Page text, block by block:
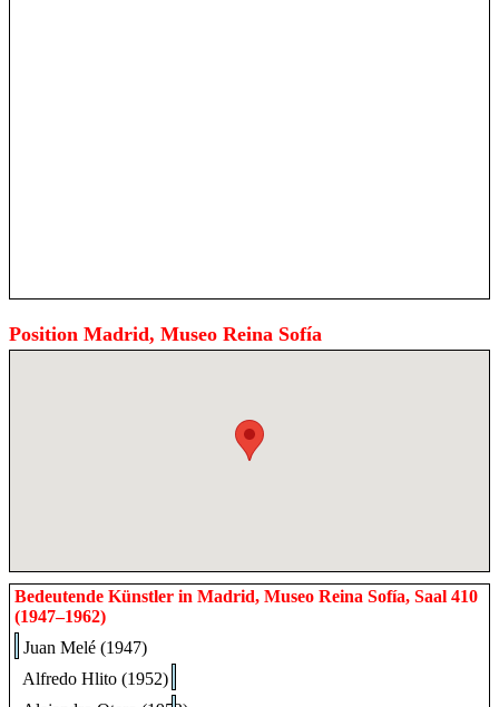
Position Madrid, Museo Reina Sofía
Bedeutende Künstler in Madrid, Museo Reina Sofía, Saal 410
(1947–1962)
Juan Melé (1947)
Alfredo Hlito (1952)